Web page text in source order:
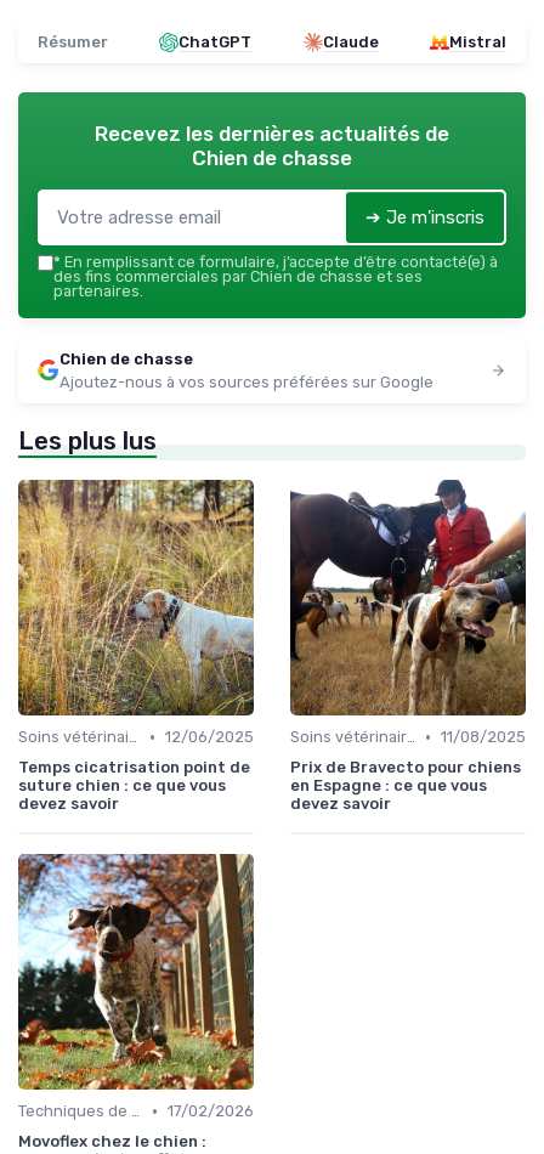
Résumer ChatGPT Claude Mistral
Recevez les dernières actualités de
Chien de chasse
➔ Je m'inscris
* En remplissant ce formulaire, j’accepte d’être contacté(e) à
des fins commerciales par Chien de chasse et ses
partenaires.
Chien de chasse
Ajoutez-nous à vos sources préférées sur Google
Les plus lus
Soins vétérinaires pour chiens de chasse • 12/06/2025
Temps cicatrisation point de
suture chien : ce que vous
devez savoir
Soins vétérinaires pour chiens de chasse • 11/08/2025
Prix de Bravecto pour chiens
en Espagne : ce que vous
devez savoir
Techniques de base • 17/02/2026
Movoflex chez le chien :